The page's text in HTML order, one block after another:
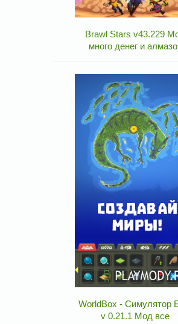
Brawl Stars v43.229
много денег и
WorldBox - Симулятор
v 0.21.1 Мод все